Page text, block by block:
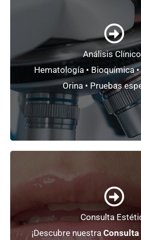
Análisis
Hematología • Bioquímica
Orina • Pruebas
Análisis
Organizamos analíticas para
de empresas.
+ Información
Consulta
¡Descubre nuestraConsulta
La mejor atención, a
+ Información